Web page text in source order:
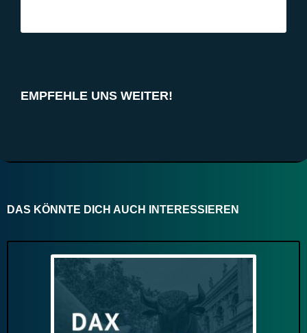
EMPFEHLE UNS WEITER!
DAS KÖNNTE DICH AUCH INTERESSIEREN